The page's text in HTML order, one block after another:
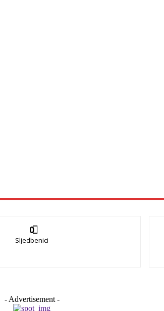
0
Sljedbenici
- Advertisement -